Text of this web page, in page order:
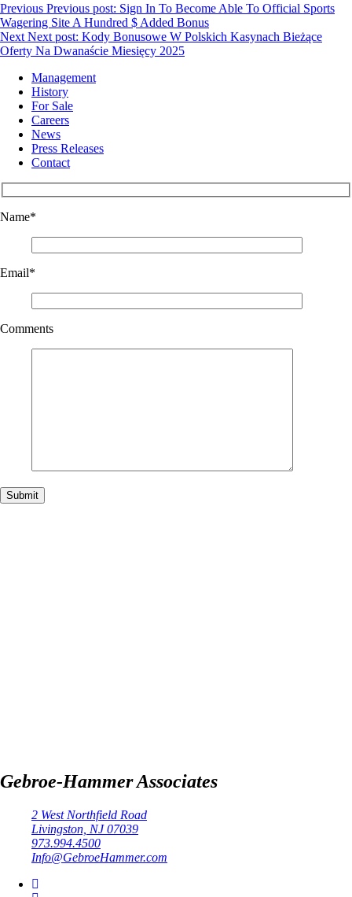
Previous Previous post: Sign In To Become Able To Official Sports
Wagering Site A Hundred $ Added Bonus
Next Next post: Kody Bonusowe W Polskich Kasynach Bieżące
Oferty Na Dwanaście Miesięcy 2025
Management
History
For Sale
Careers
News
Press Releases
Contact
Name*
Email*
Comments
Gebroe-Hammer Associates
2 West Northfield Road
Livingston, NJ 07039
973.994.4500
Info@GebroeHammer.com